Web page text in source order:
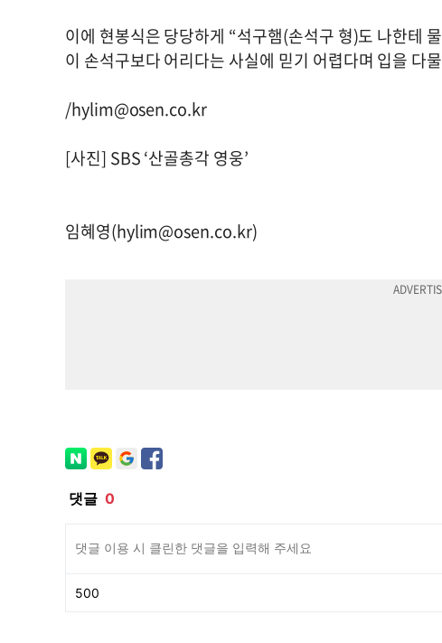
이에 현봉식은 당당하게 “석구햄(손석구 형)도 나한테
이 손석구보다 어리다는 사실에 믿기 어렵다며 입을 다
/hylim@osen.co.kr
[사진] SBS ‘산골총각 영웅’
임혜영(hylim@osen.co.kr)